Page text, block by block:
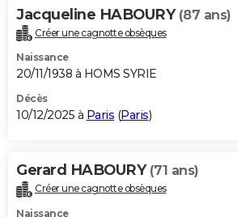
Jacqueline HABOURY (87 ans)
Créer une cagnotte obsèques
Naissance
20/11/1938 à HOMS SYRIE
Décès
10/12/2025 à Paris (Paris)
Gerard HABOURY (71 ans)
Créer une cagnotte obsèques
Naissance